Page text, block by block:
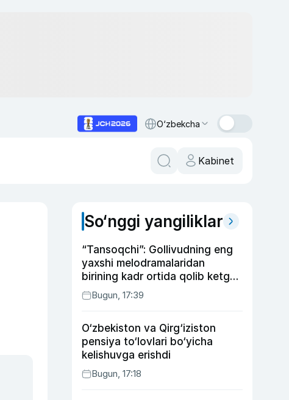
O‘zbekcha
Kabinet
So‘nggi yangiliklar
“Tansoqchi”: Gollivudning eng
yaxshi melodramalaridan
birining kadr ortida qolib ketgan
voqealari
Bugun, 17:39
O‘zbekiston va Qirg‘iziston
pensiya to‘lovlari bo‘yicha
kelishuvga erishdi
Bugun, 17:18